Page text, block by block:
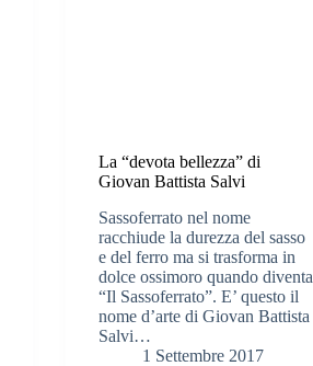
La “devota bellezza” di
Giovan Battista Salvi
Sassoferrato nel nome
racchiude la durezza del sasso
e del ferro ma si trasforma in
dolce ossimoro quando diventa
“Il Sassoferrato”. E’ questo il
nome d’arte di Giovan Battista
Salvi…
1 Settembre 2017